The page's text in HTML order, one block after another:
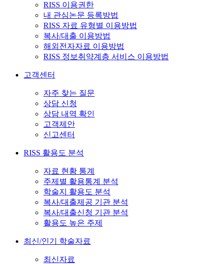
RISS 이용권한
내 관심논문 등록방법
RISS 자료 유형별 이용방법
복사/대출 이용방법
해외전자자료 이용방법
RISS 정보취약계층 서비스 이용방법
고객센터
자주 찾는 질문
상담 신청
상담 내역 확인
고객제안
신고센터
RISS 활용도 분석
자료 현황 통계
주제별 활용통계 분석
학술지 활용도 분석
복사/대출제공 기관 분석
복사/대출신청 기관 분석
활용도 높은 주제
최신/인기 학술자료
최신자료